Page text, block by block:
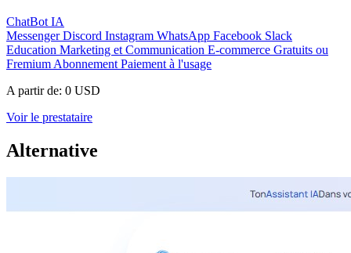
ChatBot IA
Messenger Discord Instagram WhatsApp Facebook Slack
Education Marketing et Communication E-commerce Gratuits ou
Fremium Abonnement Paiement à l'usage
A partir de: 0 USD
Voir le prestataire
Alternative